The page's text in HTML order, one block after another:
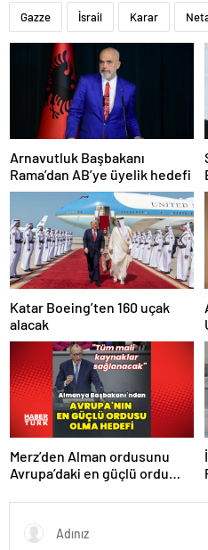
Gazze İsrail Karar
Arnavutluk Başbakanı
Rama’dan AB’ye üyelik hedefi
Katar Boeing’ten 160 uçak
alacak
Merz’den Alman ordusunu
Avrupa’daki en güçlü ordu